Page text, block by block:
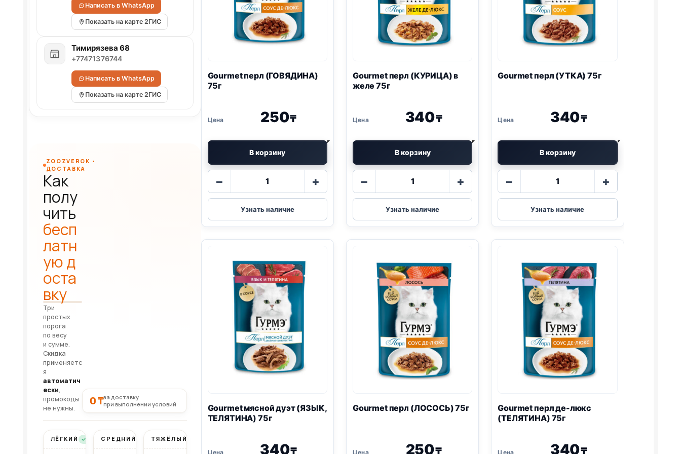
Gourmet перл (ГОВЯДИНА)
75г
250₸
В корзину
−
товара
Gourmet
перл
75г
+
Узнать наличие
Gourmet перл (КУРИЦА) в
желе 75г
340₸
В корзину
−
товара
Gourmet
перл
в
желе
+
Узнать наличие
Gourmet перл (УТКА) 75г
340₸
В корзину
−
товара
Gourmet
перл
75г
+
Узнать наличие
Gourmet мясной дуэт (ЯЗЫК,
ТЕЛЯТИНА) 75г
340₸
Gourmet перл (ЛОСОСЬ) 75г
250₸
Gourmet перл де-люкс
(ТЕЛЯТИНА) 75г
340₸
Написать в WhatsApp
Показать на карте 2ГИС
Тимирязева 68
+77471376744
Написать в WhatsApp
Показать на карте 2ГИС
ZOOZVEROK •
ДОСТАВКА
Как
полу
чить
бесп
латн
ую д
оста
вку
Три
простых
порога
по весу
и сумме.
Скидка
применяетс
я
автоматич
ески,
промокоды
не нужны.
0 ₸за доставку
при выполнении условий
ЛЁГКИЙ Бесплатно
СРЕДНИЙ Бесплатно
ТЯЖЁЛЫЙ